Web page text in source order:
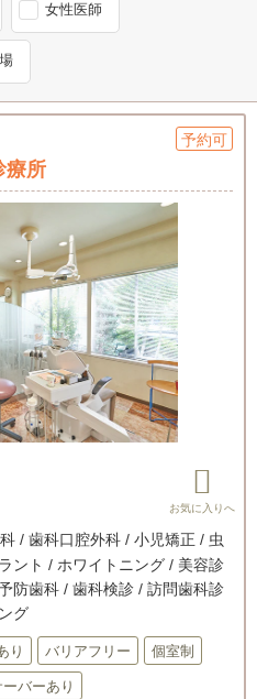
女性医師
予約可
療所
/ 歯科口腔外科 / 小児矯正 / 虫
ント / ホワイトニング / 美容診
防歯科 / 歯科検診 / 訪問歯科診
グ
り バリアフリー 個室制
バーあり